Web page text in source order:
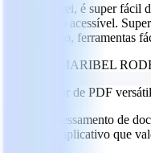
Adorei, é super fácil
preço acessível.
rápido, ferramentas
MARIBEL
Editor de PDF versátil
Processamento de
Um aplicativo que